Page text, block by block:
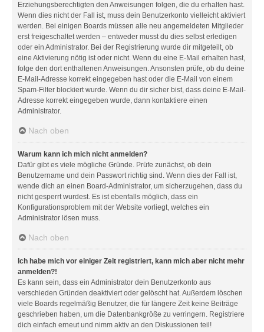
Erziehungsberechtigten den Anweisungen folgen, die du erhalten hast.
Wenn dies nicht der Fall ist, muss dein Benutzerkonto vielleicht aktiviert
werden. Bei einigen Boards müssen alle neu angemeldeten Mitglieder
erst freigeschaltet werden – entweder musst du dies selbst erledigen
oder ein Administrator. Bei der Registrierung wurde dir mitgeteilt, ob
eine Aktivierung nötig ist oder nicht. Wenn du eine E-Mail erhalten hast,
folge den dort enthaltenen Anweisungen. Ansonsten prüfe, ob du deine
E-Mail-Adresse korrekt eingegeben hast oder die E-Mail von einem
Spam-Filter blockiert wurde. Wenn du dir sicher bist, dass deine E-Mail-
Adresse korrekt eingegeben wurde, dann kontaktiere einen
Administrator.
Nach oben
Warum kann ich mich nicht anmelden?
Dafür gibt es viele mögliche Gründe. Prüfe zunächst, ob dein
Benutzername und dein Passwort richtig sind. Wenn dies der Fall ist,
wende dich an einen Board-Administrator, um sicherzugehen, dass du
nicht gesperrt wurdest. Es ist ebenfalls möglich, dass ein
Konfigurationsproblem mit der Website vorliegt, welches ein
Administrator lösen muss.
Nach oben
Ich habe mich vor einiger Zeit registriert, kann mich aber nicht mehr
anmelden?!
Es kann sein, dass ein Administrator dein Benutzerkonto aus
verschieden Gründen deaktiviert oder gelöscht hat. Außerdem löschen
viele Boards regelmäßig Benutzer, die für längere Zeit keine Beiträge
geschrieben haben, um die Datenbankgröße zu verringern. Registriere
dich einfach erneut und nimm aktiv an den Diskussionen teil!